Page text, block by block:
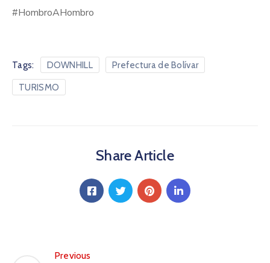
#HombroAHombro
Tags: DOWNHILL Prefectura de Bolívar
TURISMO
Share Article
Previous